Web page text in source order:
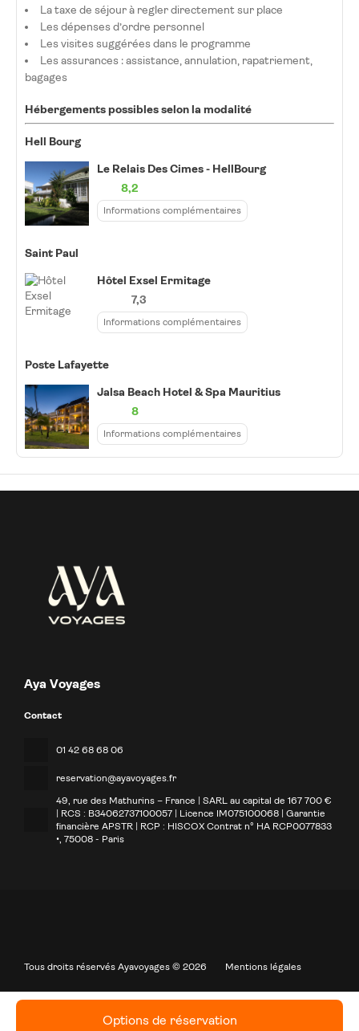
Options de réservation
La taxe de séjour à regler directement sur place
Les dépenses d’ordre personnel
Les visites suggérées dans le programme
Les assurances : assistance, annulation, rapatriement,
bagages
Hébergements possibles selon la modalité
Hell Bourg
Le Relais Des Cimes - HellBourg
8,2
Informations complémentaires
Saint Paul
Hôtel Exsel Ermitage
7,3
Informations complémentaires
Poste Lafayette
Jalsa Beach Hotel & Spa Mauritius
8
Informations complémentaires
Aya Voyages
Contact
01 42 68 68 06
reservation@ayavoyages.fr
49, rue des Mathurins – France | SARL au capital de 167 700 €
| RCS : B34062737100057 | Licence IM075100068 | Garantie
financière APSTR | RCP : HISCOX Contrat n° HA RCP0077833
• , 75008 - Paris
Tous droits réservés Ayavoyages © 2026 Mentions légales